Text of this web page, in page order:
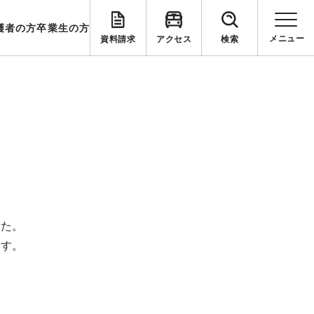
者の方卒業生の方
資料請求 アクセス 検索
。
。